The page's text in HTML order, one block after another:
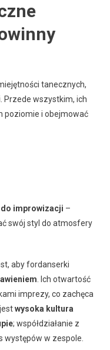
tanecznych,
Przede wszystkim, ich
poziomie i obejmować
improwizacji –
swój styl do atmosfery
aby fordanserki
. Ich otwartość
imprezy, co zachęca
wysoka kultura
; współdziałanie z
występów w zespole.